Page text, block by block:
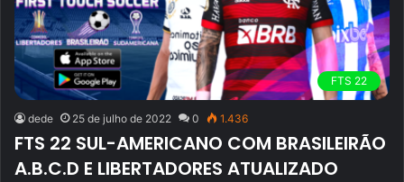
FTS 22
dede 25 de julho de 2022 0 1.436
FTS 22 SUL-AMERICANO COM BRASILEIRÃO
A.B.C.D E LIBERTADORES ATUALIZADO